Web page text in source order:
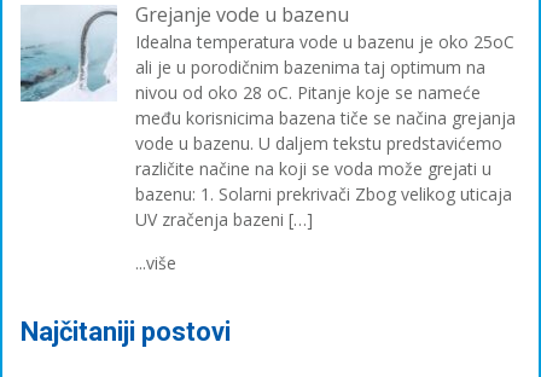
Grejanje vode u bazenu
Idealna temperatura vode u bazenu je oko 25oC
ali je u porodičnim bazenima taj optimum na
nivou od oko 28 oC. Pitanje koje se nameće
među korisnicima bazena tiče se načina grejanja
vode u bazenu. U daljem tekstu predstavićemo
različite načine na koji se voda može grejati u
bazenu: 1. Solarni prekrivači Zbog velikog uticaja
UV zračenja bazeni […]
...više
Najčitaniji postovi